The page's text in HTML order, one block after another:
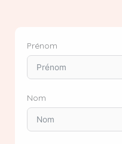
Prénom
Nom